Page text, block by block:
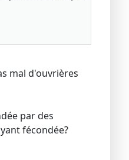
mal d'ouvrières
par des
fécondée?